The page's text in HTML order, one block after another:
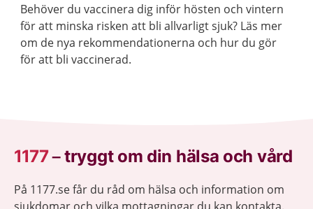
Behöver du vaccinera dig inför hösten och vintern
för att minska risken att bli allvarligt sjuk? Läs mer
om de nya rekommendationerna och hur du gör
för att bli vaccinerad.
1177–tryggt om din hälsa och vård
På 1177.se får du råd om hälsa och information om
sjukdomar och vilka mottagningar du kan kontakta.